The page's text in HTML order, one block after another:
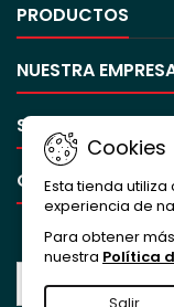
PRODUCTOS
NUESTRA
SU CUENTA
CONTACTO
Cookies
Esta tienda
experiencia de
Para obtener
nuestra Política